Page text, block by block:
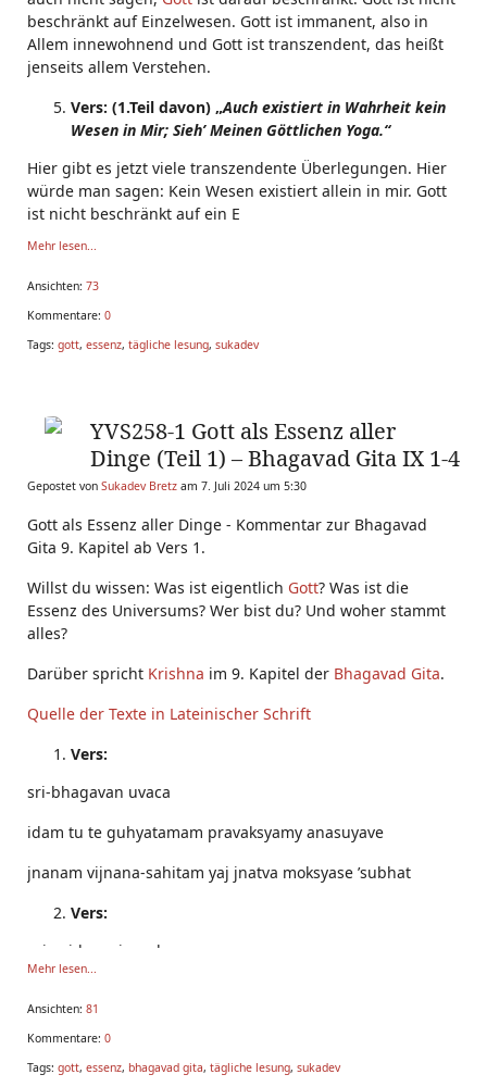
beschränkt auf Einzelwesen. Gott ist immanent, also in
Allem innewohnend und Gott ist transzendent, das heißt
jenseits allem Verstehen.
Vers: (1.Teil davon) „Auch existiert in Wahrheit kein
Wesen in Mir; Sieh’ Meinen Göttlichen Yoga.“
Hier gibt es jetzt viele transzendente Überlegungen. Hier
würde man sagen: Kein Wesen existiert allein in mir. Gott
ist nicht beschränkt auf ein E
Mehr lesen...
Ansichten: 73
Kommentare: 0
Tags: gott, essenz, tägliche lesung, sukadev
YVS258-1 Gott als Essenz aller
Dinge (Teil 1) – Bhagavad Gita IX 1-4
Gepostet von Sukadev Bretz am 7. Juli 2024 um 5:30
Gott als Essenz aller Dinge - Kommentar zur Bhagavad
Gita 9. Kapitel ab Vers 1.
Willst du wissen: Was ist eigentlich Gott? Was ist die
Essenz des Universums? Wer bist du? Und woher stammt
alles?
Darüber spricht Krishna im 9. Kapitel der Bhagavad Gita.
Quelle der Texte in Lateinischer Schrift
Vers:
sri-bhagavan uvaca
idam tu te guhyatamam pravaksyamy anasuyave
jnanam vijnana-sahitam yaj jnatva moksyase ’subhat
Vers:
raja-vidya raja-guhyam
pratyakshavagamam dharmyam
su
Mehr lesen...
Ansichten: 81
Kommentare: 0
Tags: gott, essenz, bhagavad gita, tägliche lesung, sukadev